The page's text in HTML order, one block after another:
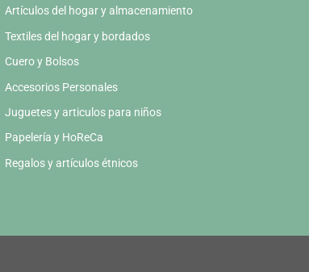
Artículos del hogar y almacenamiento
Textiles del hogar y bordados
Cuero y Bolsos
Accesorios Personales
Juguetes y articulos para niños
Papelería y HoReCa
Regalos y artículos étnicos